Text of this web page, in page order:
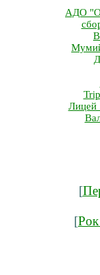
АДО
Лицей
[
[